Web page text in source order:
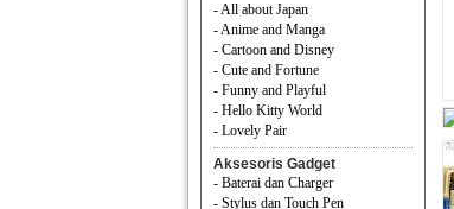
- All about Japan
- Anime and Manga
- Cartoon and Disney
- Cute and Fortune
- Funny and Playful
- Hello Kitty World
- Lovely Pair
Aksesoris Gadget
- Baterai dan Charger
- Stylus dan Touch Pen